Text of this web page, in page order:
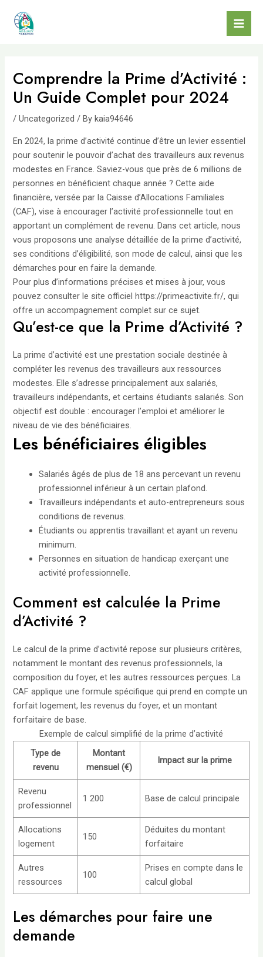
content
Comprendre la Prime d’Activité :
Un Guide Complet pour 2024
/Uncategorized / By kaia94646
En 2024, la prime d’activité continue d’être un levier essentiel
pour soutenir le pouvoir d’achat des travailleurs aux revenus
modestes en France. Saviez-vous que près de 6 millions de
personnes en bénéficient chaque année ? Cette aide
financière, versée par la Caisse d’Allocations Familiales
(CAF), vise à encourager l’activité professionnelle tout en
apportant un complément de revenu. Dans cet article, nous
vous proposons une analyse détaillée de la prime d’activité,
ses conditions d’éligibilité, son mode de calcul, ainsi que les
démarches pour en faire la demande.
Pour plus d’informations précises et mises à jour, vous
pouvez consulter le site officielhttps://primeactivite.fr/, qui
offre un accompagnement complet sur ce sujet.
Qu’est-ce que la Prime d’Activité ?
La prime d’activité est une prestation sociale destinée à
compléter les revenus des travailleurs aux ressources
modestes. Elle s’adresse principalement aux salariés,
travailleurs indépendants, et certains étudiants salariés. Son
objectif est double : encourager l’emploi et améliorer le
niveau de vie des bénéficiaires.
Les bénéficiaires éligibles
Salariés âgés de plus de 18 ans percevant un revenu
professionnel inférieur à un certain plafond.
Travailleurs indépendants et auto-entrepreneurs sous
conditions de revenus.
Étudiants ou apprentis travaillant et ayant un revenu
minimum.
Personnes en situation de handicap exerçant une
activité professionnelle.
Comment est calculée la Prime
d’Activité ?
Le calcul de la prime d’activité repose sur plusieurs critères,
notamment le montant des revenus professionnels, la
composition du foyer, et les autres ressources perçues. La
CAF applique une formule spécifique qui prend en compte un
forfait logement, les revenus du foyer, et un montant
forfaitaire de base.
Exemple de calcul simplifié de la prime d’activité
Type de
revenu
Montant
mensuel (€)
Impact sur la prime
Revenu
professionnel
1 200 Base de calcul principale
Allocations
logement
150
Déduites du montant
forfaitaire
Autres
ressources
100
Prises en compte dans le
calcul global
Les démarches pour faire une
demande